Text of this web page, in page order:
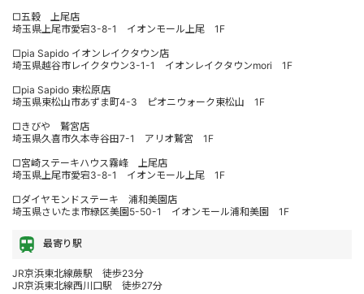
□五穀 上尾店
埼玉県上尾市愛宕3-8-1 イオンモール上尾 1F
□pia Sapido イオンレイクタウン店
埼玉県越谷市レイクタウン3-1-1 イオンレイクタウンmori 1F
□pia Sapido 東松原店
埼玉県東松山市あずま町4-3 ピオニウォーク東松山 1F
□きびや 鷲宮店
埼玉県久喜市久本寺谷田7-1 アリオ鷲宮 1F
□宮崎ステーキハウス霧峰 上尾店
埼玉県上尾市愛宕3-8-1 イオンモール上尾 1F
□ダイヤモンドステーキ 浦和美園店
埼玉県さいたま市緑区美園5-50-1 イオンモール浦和美園 1F
最寄り駅
JR京浜東北線蕨駅 徒歩23分
JR京浜東北線西川口駅 徒歩27分